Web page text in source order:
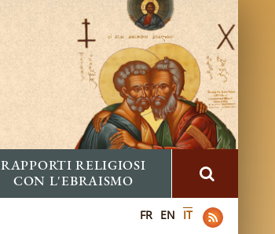
RAPPORTI RELIGIOSI
CON L'EBRAISMO
FR EN IT